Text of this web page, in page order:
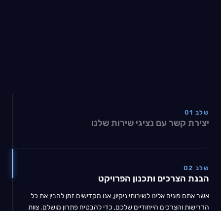
שלב 01
יצירת קשר עם נציגי שירות שלנו
שלב 02
הבנת הצרכים ותכנון הפרויקט
אשר אתם פונים אלינו לשירותי ניקיון, אנו מקדישים זמן להבין את כל
הדרישות והצרכים הייחודיים שלכם, כדי להבטיח פתרון מושלם. צוות